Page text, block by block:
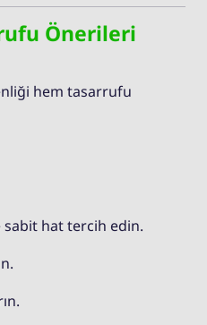
Önerileri
hem tasarrufu
hat tercih edin.